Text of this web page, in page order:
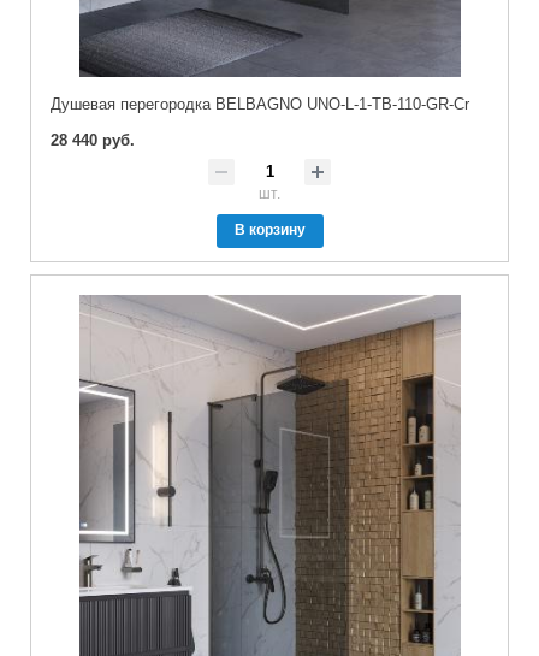
Душевая перегородка BELBAGNO UNO-L-1-TB-110-GR-Cr
28 440 руб.
шт.
В корзину